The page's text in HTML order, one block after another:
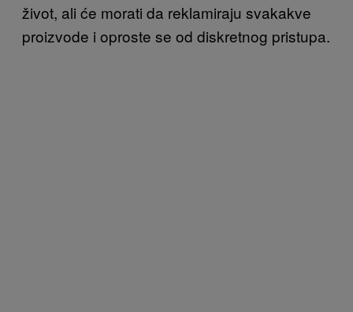
život, ali će morati da reklamiraju svakakve
proizvode i oproste se od diskretnog pristupa.